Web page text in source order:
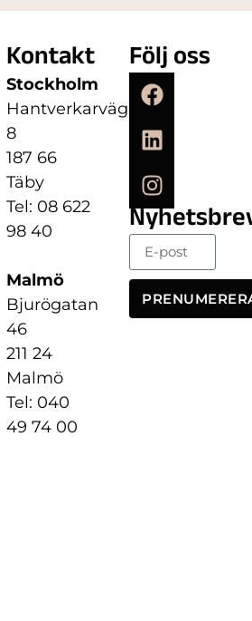
Kontakt
Stockholm
Hantverkarvägen
8
187 66
Täby
Tel: 08 622
98 40
Malmö
Bjurögatan
46
211 24
Malmö
Tel: 040
49 74 00
Följ oss